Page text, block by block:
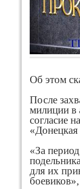
Об этом
После
милиции в
согласие
«За
для их